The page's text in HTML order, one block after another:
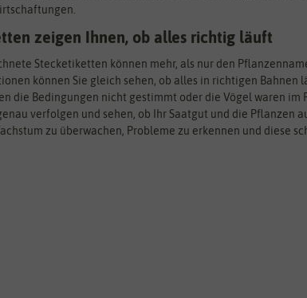
zeigen Ihnen, ob alles richtig läuft
Stecketiketten können mehr, als nur den
können Sie gleich sehen, ob alles in richtigen Bahnen
die Bedingungen nicht gestimmt oder die Vögel waren
verfolgen und sehen, ob Ihr Saatgut und die Pflanzen
zu überwachen, Probleme zu erkennen und diese